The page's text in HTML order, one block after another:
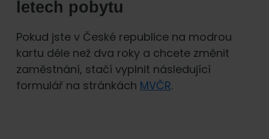
letech pobytu
Pokud jste v České republice na modrou
kartu déle než dva roky a chcete změnit
zaměstnání, stačí vyplnit následující
formulář na stránkách MVČR.